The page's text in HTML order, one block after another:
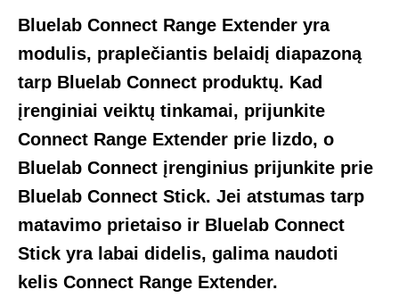
Bluelab Connect Range Extender yra
modulis, praplečiantis belaidį diapazoną
tarp Bluelab Connect produktų. Kad
įrenginiai veiktų tinkamai, prijunkite
Connect Range Extender prie lizdo, o
Bluelab Connect įrenginius prijunkite prie
Bluelab Connect Stick. Jei atstumas tarp
matavimo prietaiso ir Bluelab Connect
Stick yra labai didelis, galima naudoti
kelis Connect Range Extender.